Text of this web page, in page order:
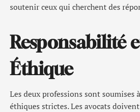
soutenir ceux qui cherchent des
Responsabilité
Éthique
Les deux professions sont soumises
éthiques strictes. Les avocats